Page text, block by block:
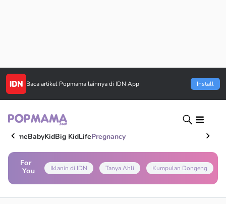
Baca artikel Popmama lainnya di IDN App Install
HomeBabyKidBig KidLifePregnancy
For
You
Iklanin di IDN Tanya Ahli Kumpulan Dongeng